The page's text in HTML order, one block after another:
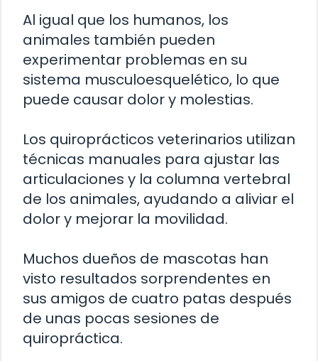
Al igual que los humanos, los
animales también pueden
experimentar problemas en su
sistema musculoesquelético, lo que
puede causar dolor y molestias.
Los quiroprácticos veterinarios utilizan
técnicas manuales para ajustar las
articulaciones y la columna vertebral
de los animales, ayudando a aliviar el
dolor y mejorar la movilidad.
Muchos dueños de mascotas han
visto resultados sorprendentes en
sus amigos de cuatro patas después
de unas pocas sesiones de
quiropráctica.